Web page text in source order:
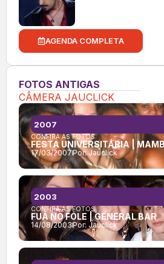
AGENDA COMPLETA
FOTOS ANTIGAS
CÂMERA JAUCLICK
CONFIRA AS FOTOS:
FESTA UNIVERSITÁRIA |
17/03/2007Por:Jauclick
2007
CONFIRA AS FOTOS:
FUÁ NO FÓLE | GENERAL BAR
14/08/2003Por: Jauclick
2003